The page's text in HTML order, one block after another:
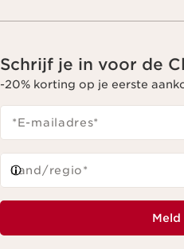
Schrijf je in voor de
-20% korting op je eerste
*E-mailadres*
Land/regio*
Meld